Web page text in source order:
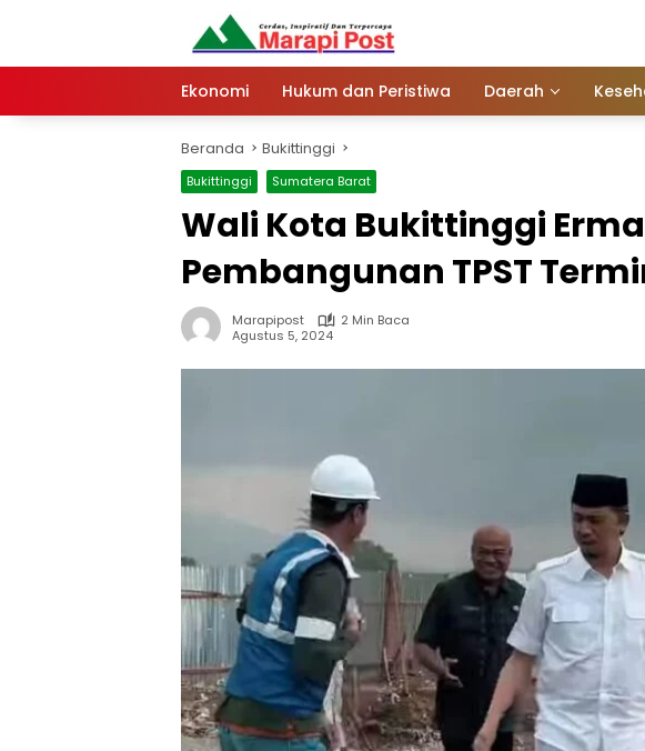
Ekonomi Hukum dan Peristiwa Daerah
Beranda Bukittinggi
Bukittinggi Sumatera Barat
Wali Kota Bukittinggi
Pembangunan TPST
Marapipost
2 Min Baca
Agustus 5, 2024